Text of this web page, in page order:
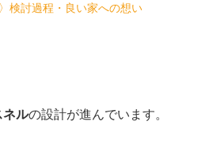
検討過程・良い家への想い
ネルの設計が進んでいます。